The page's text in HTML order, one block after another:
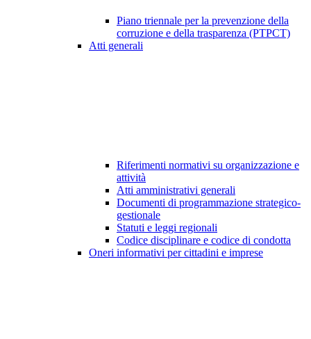
Piano triennale per la prevenzione della
corruzione e della trasparenza (PTPCT)
Atti generali
Riferimenti normativi su organizzazione e
attività
Atti amministrativi generali
Documenti di programmazione strategico-
gestionale
Statuti e leggi regionali
Codice disciplinare e codice di condotta
Oneri informativi per cittadini e imprese